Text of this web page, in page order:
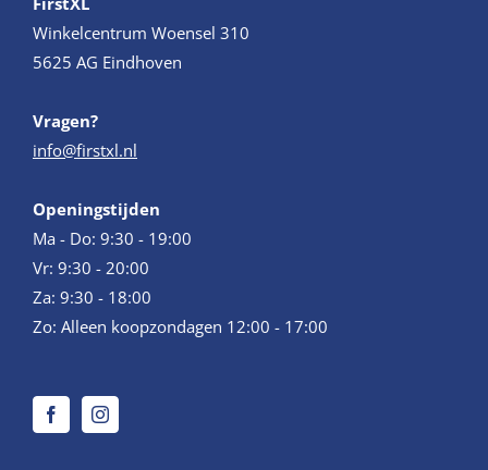
Winkelcentrum Woensel 310
5625 AG Eindhoven
Vragen?
info@firstxl.nl
Openingstijden
Ma - Do: 9:30 - 19:00
Vr: 9:30 - 20:00
Za: 9:30 - 18:00
Zo: Alleen koopzondagen 12:00 - 17:00